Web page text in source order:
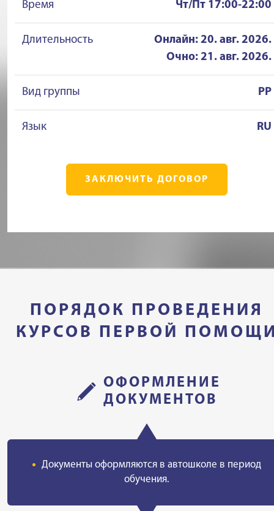
Время Чт/Пт 17:00-22:00
Длительность
Онлайн: 20. авг. 2026.
Очно: 21. авг. 2026.
Вид группы PP
Язык RU
ЗАКЛЮЧИТЬ ДОГОВОР
ПОРЯДОК ПРОВЕДЕНИЯ
КУРСОВ ПЕРВОЙ
OФОРМЛЕНИЕ
ДОКУМЕНТОВ
Документы оформляются в автошколе в период
обучения.